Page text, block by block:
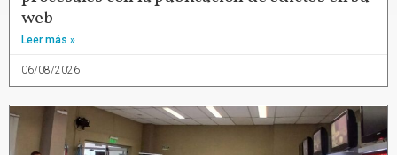
web
Leer más »
06/08/2026